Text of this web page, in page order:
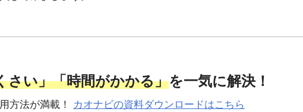
さい」「時間がかかる」を一気に解決！
方法が満載！ カオナビの資料ダウンロードはこちら